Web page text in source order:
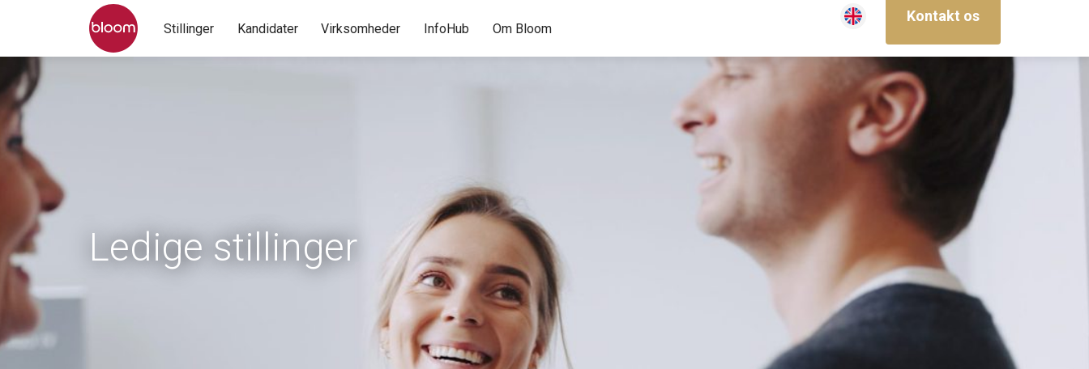
Stillinger Kandidater Virksomheder InfoHub Om Bloom
Kontakt os
Ledige stillinger